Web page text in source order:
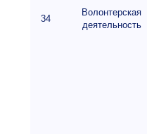
34
Волонтерская
деятельность